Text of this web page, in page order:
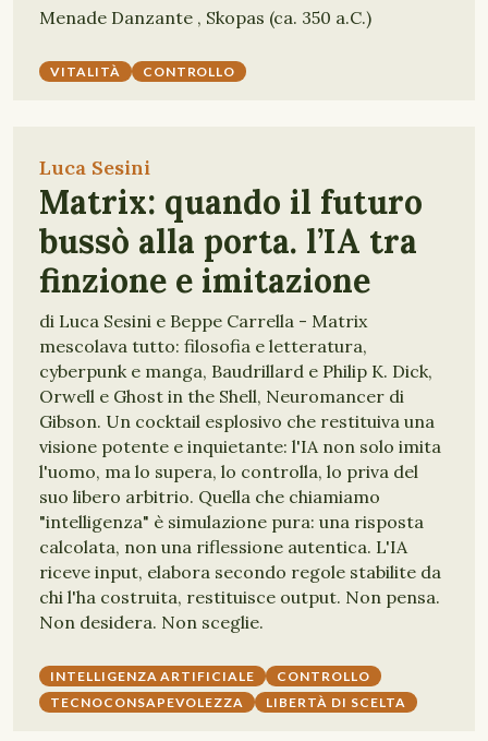
Menade Danzante , Skopas (ca. 350 a.C.)
VITALITÀ CONTROLLO
Luca Sesini
Matrix: quando il futuro
bussò alla porta. l’IA tra
finzione e imitazione
di Luca Sesini e Beppe Carrella - Matrix
mescolava tutto: filosofia e letteratura,
cyberpunk e manga, Baudrillard e Philip K. Dick,
Orwell e Ghost in the Shell, Neuromancer di
Gibson. Un cocktail esplosivo che restituiva una
visione potente e inquietante: l'IA non solo imita
l'uomo, ma lo supera, lo controlla, lo priva del
suo libero arbitrio. Quella che chiamiamo
"intelligenza" è simulazione pura: una risposta
calcolata, non una riflessione autentica. L'IA
riceve input, elabora secondo regole stabilite da
chi l'ha costruita, restituisce output. Non pensa.
Non desidera. Non sceglie.
INTELLIGENZA ARTIFICIALE
CONTROLLO
TECNOCONSAPEVOLEZZA
LIBERTÀ DI SCELTA